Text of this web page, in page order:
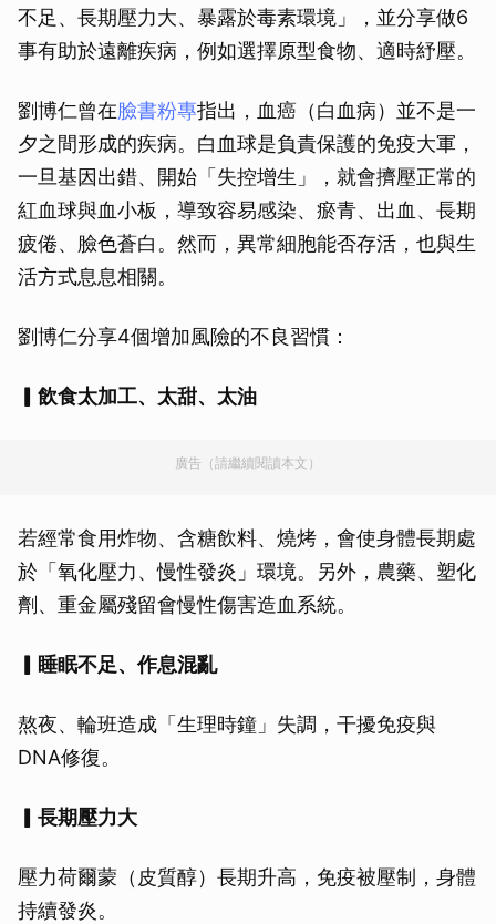
不足、長期壓力大、暴露於毒素環境」，並分享做6
事有助於遠離疾病，例如選擇原型食物、適時紓壓。
劉博仁曾在臉書粉專指出，血癌（白血病）並不是一
夕之間形成的疾病。白血球是負責保護的免疫大軍，
一旦基因出錯、開始「失控增生」，就會擠壓正常的
紅血球與血小板，導致容易感染、瘀青、出血、長期
疲倦、臉色蒼白。然而，異常細胞能否存活，也與生
活方式息息相關。
劉博仁分享4個增加風險的不良習慣：
▎飲食太加工、太甜、太油
廣告（請繼續閱讀本文）
若經常食用炸物、含糖飲料、燒烤，會使身體長期處
於「氧化壓力、慢性發炎」環境。另外，農藥、塑化
劑、重金屬殘留會慢性傷害造血系統。
▎睡眠不足、作息混亂
熬夜、輪班造成「生理時鐘」失調，干擾免疫與
DNA修復。
▎長期壓力大
壓力荷爾蒙（皮質醇）長期升高，免疫被壓制，身體
持續發炎。